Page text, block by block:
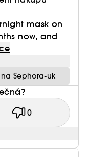
mask on
now, and
Sephora-uk
0